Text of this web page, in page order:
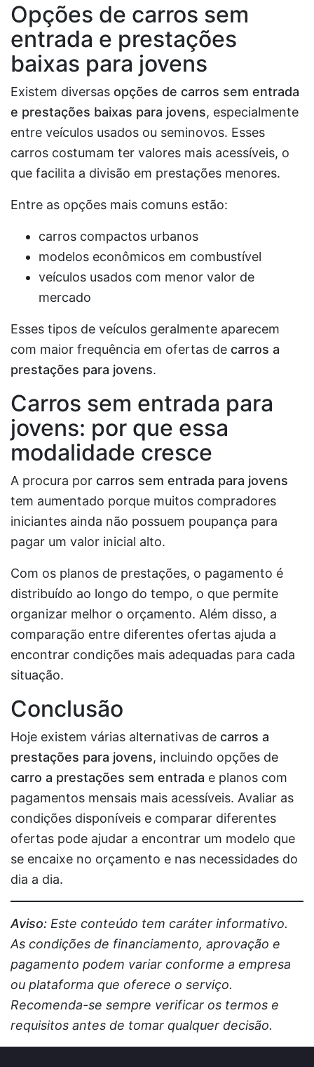
Opções de carros sem
entrada e prestações
baixas para jovens
Existem diversas opções de carros sem entrada
e prestações baixas para jovens, especialmente
entre veículos usados ou seminovos. Esses
carros costumam ter valores mais acessíveis, o
que facilita a divisão em prestações menores.
Entre as opções mais comuns estão:
carros compactos urbanos
modelos econômicos em combustível
veículos usados com menor valor de
mercado
Esses tipos de veículos geralmente aparecem
com maior frequência em ofertas de carros a
prestações para jovens.
Carros sem entrada para
jovens: por que essa
modalidade cresce
A procura por carros sem entrada para jovens
tem aumentado porque muitos compradores
iniciantes ainda não possuem poupança para
pagar um valor inicial alto.
Com os planos de prestações, o pagamento é
distribuído ao longo do tempo, o que permite
organizar melhor o orçamento. Além disso, a
comparação entre diferentes ofertas ajuda a
encontrar condições mais adequadas para cada
situação.
Conclusão
Hoje existem várias alternativas de carros a
prestações para jovens, incluindo opções de
carro a prestações sem entrada e planos com
pagamentos mensais mais acessíveis. Avaliar as
condições disponíveis e comparar diferentes
ofertas pode ajudar a encontrar um modelo que
se encaixe no orçamento e nas necessidades do
dia a dia.
Aviso: Este conteúdo tem caráter informativo.
As condições de financiamento, aprovação e
pagamento podem variar conforme a empresa
ou plataforma que oferece o serviço.
Recomenda-se sempre verificar os termos e
requisitos antes de tomar qualquer decisão.